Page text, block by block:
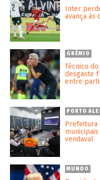
Inter
avança às
GRÊMIO
Técnico
desgaste
entre
PORTO
Prefeitura
vendaval
MUNDO